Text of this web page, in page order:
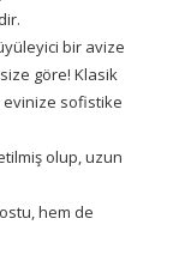
bir avize
göre! Klasik
evinize sofistike
olup, uzun
hem de